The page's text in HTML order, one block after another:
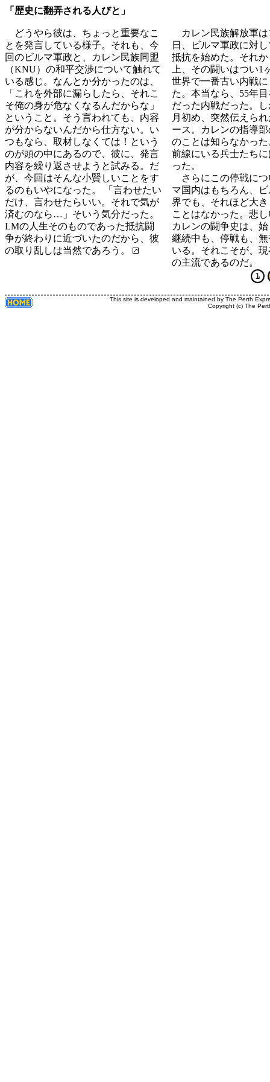
「歴史に翻弄される人びと」
どうやら彼は、ちょっと重要なこ
とを発言している様子。それも、今
回のビルマ軍政と、カレン民族同盟
（KNU）の和平交渉について触れて
いる感じ。なんとか分かったのは、
「これを外部に漏らしたら、それこ
そ俺の身が危なくなるんだからな」
ということ。そう言われても、内容
が分からないんだから仕方ない。い
つもなら、取材しなくては！という
のが頭の中にあるので、彼に、発言
内容を繰り返させようと試みる。だ
が、今回はそんな小賢しいことをす
るのもいやになった。 「言わせたい
だけ、言わせたらいい。それで気が
済むのなら…」そいう気分だった。
LMの人生そのものであった抵抗闘
争が終わりに近づいたのだから、彼
の取り乱しは当然であろう。
カレン民族解放軍は
日、ビルマ軍政に対
抵抗を始めた。それ
上、その闘いはつい1
世界で一番古い内戦
た。本当なら、55年
だった内戦だった。
月初め、突然伝えら
ース。カレンの指導
のことは知らなかっ
前線にいる兵士たち
った。
さらにこの停戦につ
マ国内はもちろん、
界でも、それほど大
ことはなかった。悲
カレンの闘争史は、
継続中も、停戦も、
いる。それこそが、
の主流であるのだ。
This site is developed and maintained by The Perth
Copyright (c) The